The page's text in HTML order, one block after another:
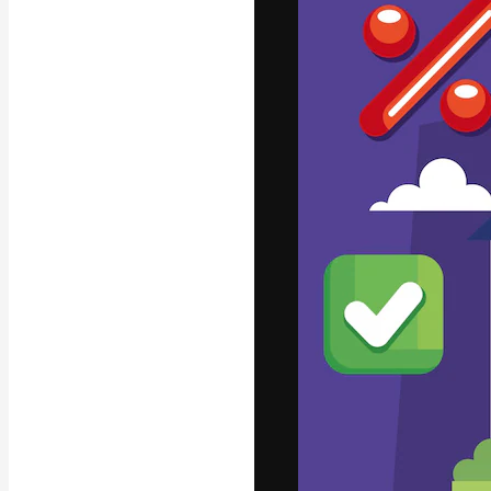
La piattaforma
migliori lavori.
creativi,
Italiano
Copyright © 2010-